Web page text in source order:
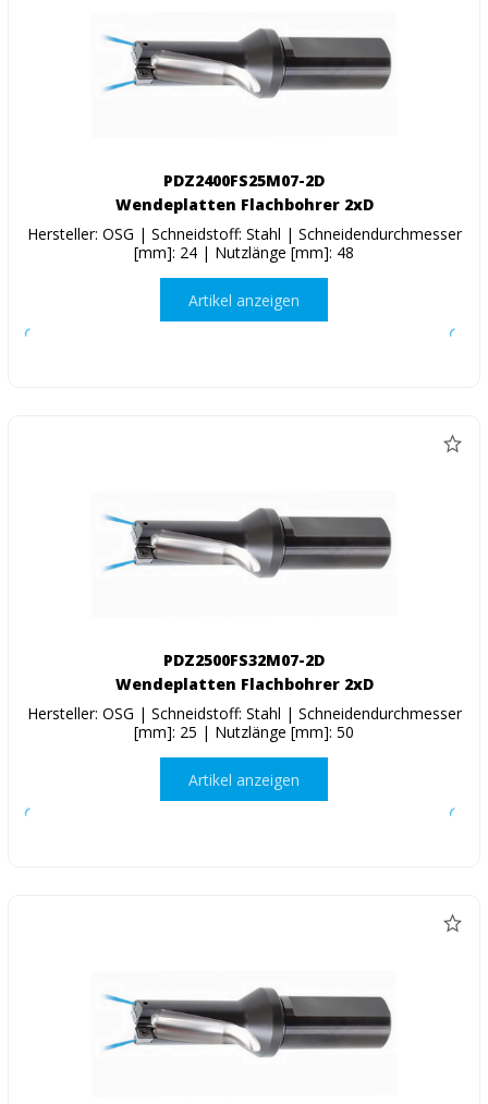
PDZ2400FS25M07-2D
Wendeplatten Flachbohrer 2xD
Hersteller: OSG | Schneidstoff: Stahl | Schneidendurchmesser
[mm]: 24 | Nutzlänge [mm]: 48
Artikel anzeigen
PDZ2500FS32M07-2D
Wendeplatten Flachbohrer 2xD
Hersteller: OSG | Schneidstoff: Stahl | Schneidendurchmesser
[mm]: 25 | Nutzlänge [mm]: 50
Artikel anzeigen